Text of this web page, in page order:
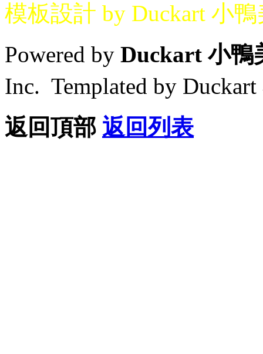
模板設計 by Duckart 小
Powered by Duckart 小鴨
Inc. Templated by
返回頂部 返回列表